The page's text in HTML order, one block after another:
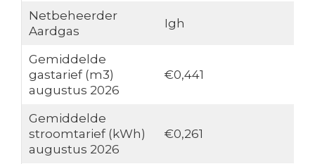
Netbeheerder
Aardgas
Igh
Gemiddelde
gastarief (m3)
augustus 2026
€0,441
Gemiddelde
stroomtarief (kWh)
augustus 2026
€0,261